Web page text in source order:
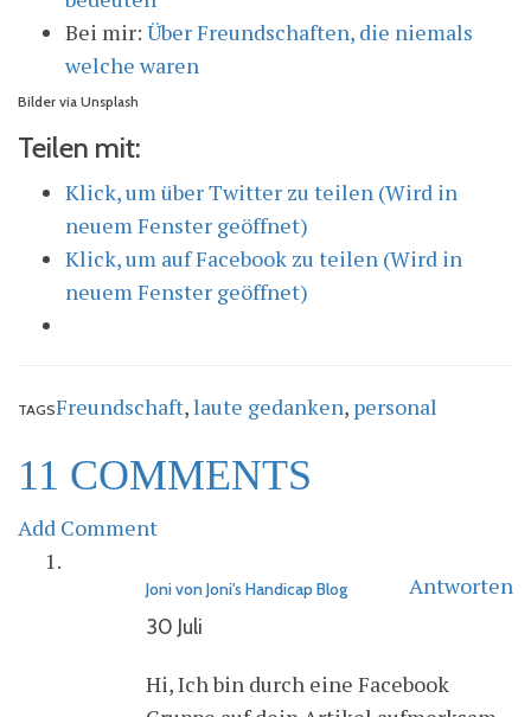
Bei mir: Über Freundschaften, die niemals
welche waren
Bilder via Unsplash
Teilen mit:
Klick, um über Twitter zu teilen (Wird in
neuem Fenster geöffnet)
Klick, um auf Facebook zu teilen (Wird in
neuem Fenster geöffnet)
TAGSFreundschaft,laute gedanken, personal
11 COMMENTS
Add Comment
Joni von Joni's Handicap Blog
30 Juli
Antworten
Hi, Ich bin durch eine Facebook